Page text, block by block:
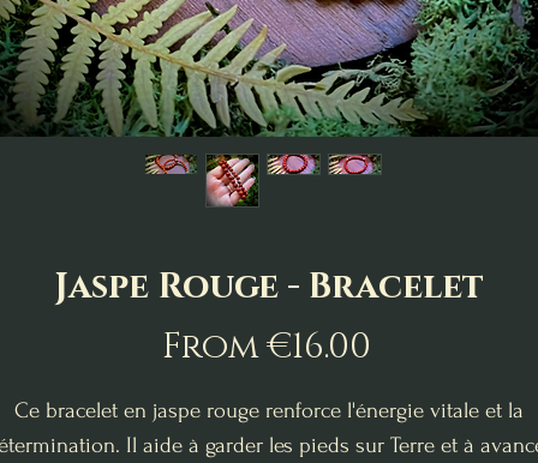
Jaspe Rouge - Bracelet
From€16.00
Ce bracelet en jaspe rouge renforce l'énergie vitale et la
Il aide à garder les pieds sur Terre et à